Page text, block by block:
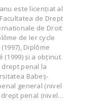
este licențiat al
de Drept
de Droit
de Ier cycle
Diplôme
(1999) și a obținut
penal la
Babeş-
general (nivel
drept penal (nivel…